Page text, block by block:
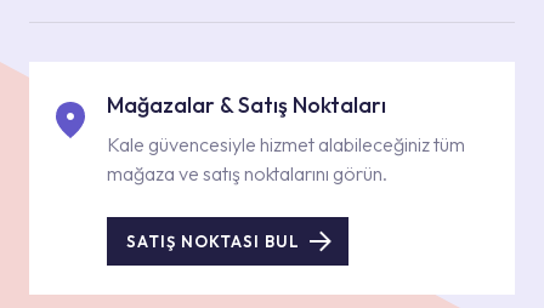
Mağazalar & Satış Noktaları
Kale güvencesiyle hizmet alabileceğiniz tüm
mağaza ve satış noktalarını görün.
SATIŞ NOKTASI BUL